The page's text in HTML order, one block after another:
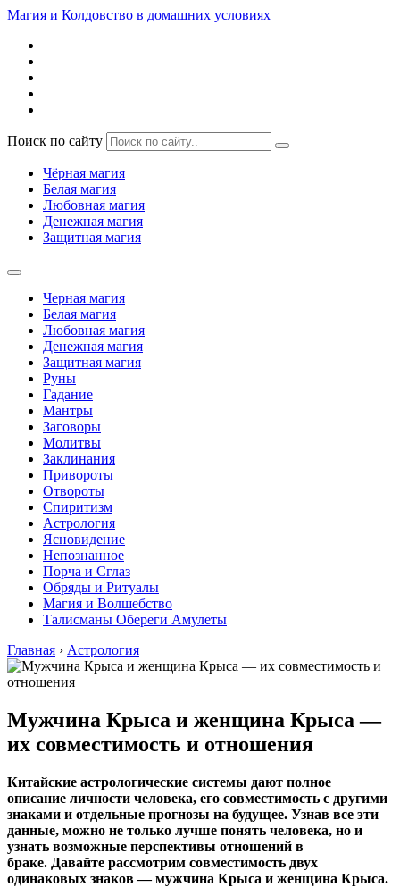
Магия и Колдовство в домашних условиях
Поиск по сайту
Чёрная магия
Белая магия
Любовная магия
Денежная магия
Защитная магия
Черная магия
Белая магия
Любовная магия
Денежная магия
Защитная магия
Руны
Гадание
Мантры
Заговоры
Молитвы
Заклинания
Привороты
Отвороты
Спиритизм
Астрология
Ясновидение
Непознанное
Порча и Сглаз
Обряды и Ритуалы
Магия и Волшебство
Талисманы Обереги Амулеты
Главная › Астрология
Мужчина Крыса и женщина Крыса —
их совместимость и отношения
Китайские астрологические системы дают полное
описание личности человека, его совместимость с другими
знаками и отдельные прогнозы на будущее. Узнав все эти
данные, можно не только лучше понять человека, но и
узнать возможные перспективы отношений в
браке. Давайте рассмотрим совместимость двух
одинаковых знаков — мужчина Крыса и женщина Крыса.